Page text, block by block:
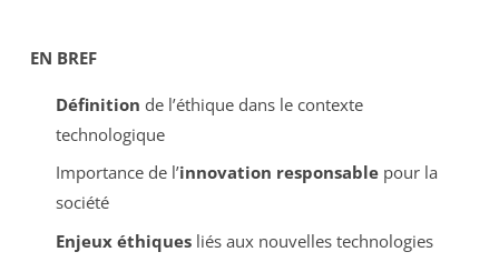
EN BREF
Définition de l’éthique dans le contexte
technologique
Importance de l’innovation responsablepour la
société
Enjeux éthiquesliés aux nouvelles technologies